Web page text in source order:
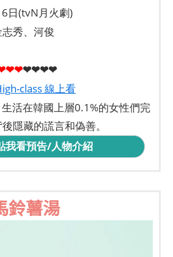
日(tvN月火劇)
秀、河俊
❤❤❤❤❤
class 線上看
生活在韓國上層0.1%的女性們完
隱藏的謊言和偽善。
我看預告/人物介紹
薯湯